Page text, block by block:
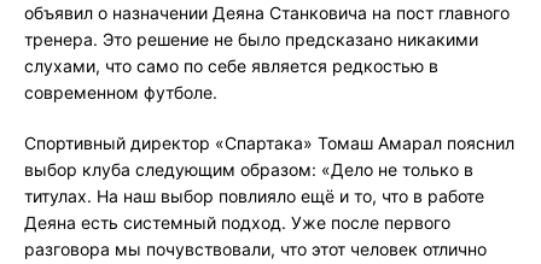
объявил о назначении Деяна Станковича на пост главного
тренера. Это решение не было предсказано никакими
слухами, что само по себе является редкостью в
современном футболе.
Спортивный директор «Спартака» Томаш Амарал пояснил
выбор клуба следующим образом: «Дело не только в
титулах. На наш выбор повлияло ещё и то, что в работе
Деяна есть системный подход. Уже после первого
разговора мы почувствовали, что этот человек отлично